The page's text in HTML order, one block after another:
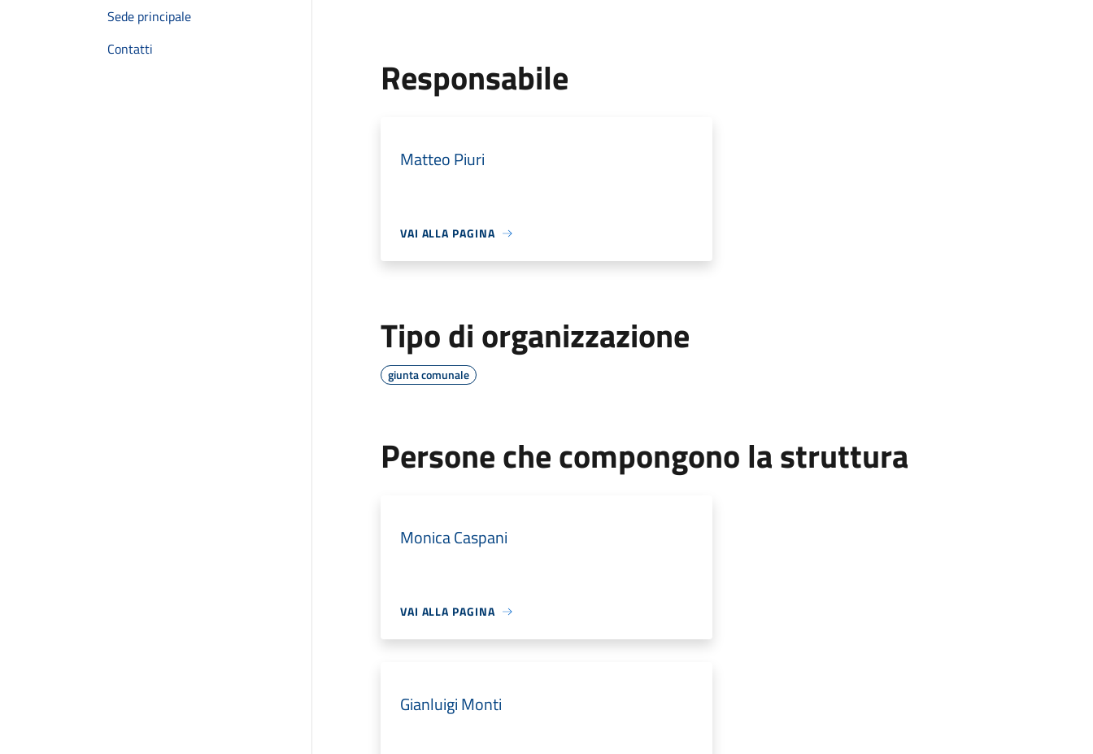
Sede principale
Contatti
Responsabile
Matteo Piuri
VAI ALLA PAGINA
Tipo di organizzazione
giunta comunale
Persone che compongono la struttura
Monica Caspani
VAI ALLA PAGINA
Gianluigi Monti